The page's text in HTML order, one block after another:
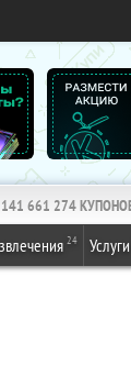
141 661 274
24 Услуги